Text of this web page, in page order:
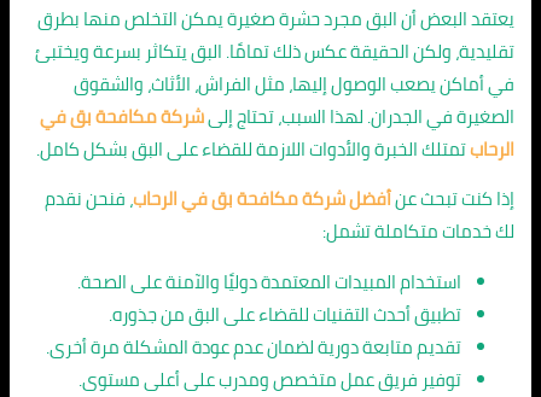
يعتقد البعض أن البق مجرد حشرة صغيرة يمكن التخلص منها بطرق
تقليدية، ولكن الحقيقة عكس ذلك تمامًا. البق يتكاثر بسرعة ويختبئ
في أماكن يصعب الوصول إليها، مثل الفراش، الأثاث، والشقوق
الصغيرة في الجدران. لهذا السبب، تحتاج إلىشركة مكافحة بق في
الرحابتمتلك الخبرة والأدوات اللازمة للقضاء على البق بشكل كامل.
إذا كنت تبحث عنأفضل شركة مكافحة بق في الرحاب، فنحن نقدم
لك خدمات متكاملة تشمل:
استخدام المبيدات المعتمدة دوليًا والآمنة على الصحة.
تطبيق أحدث التقنيات للقضاء على البق من جذوره.
تقديم متابعة دورية لضمان عدم عودة المشكلة مرة أخرى.
توفير فريق عمل متخصص ومدرب على أعلى مستوى.